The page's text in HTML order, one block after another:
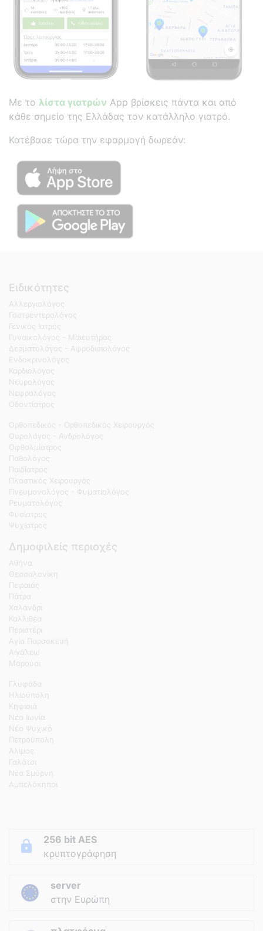
Με το λίστα γιατρών App βρίσκεις πάντα και από
κάθε σημείο της Ελλάδας τον κατάλληλο γιατρό.
Κατέβασε τώρα την εφαρμογή δωρεάν:
Ειδικότητες
Αλλεργιολόγος
Γαστρεντερολόγος
Γενικός Ιατρός
Γυναικολόγος - Μαιευτήρας
Δερματολόγος - Αφροδισιολόγος
Ενδοκρινολόγος
Καρδιολόγος
Νευρολόγος
Νεφρολόγος
Οδοντίατρος
Ορθοπεδικός - Ορθοπεδικός Χειρουργός
Ουρολόγος - Ανδρολόγος
Οφθαλμίατρος
Παθολόγος
Παιδίατρος
Πλαστικός Χειρουργός
Πνευμονολόγος - Φυματιολόγος
Ρευματολόγος
Φυσίατρος
Ψυχίατρος
Δημοφιλείς περιοχές
Αθήνα
Θεσσαλονίκη
Πειραιάς
Πάτρα
Χαλάνδρι
Καλλιθέα
Περιστέρι
Αγία Παρασκευή
Αιγάλεω
Μαρούσι
Γλυφάδα
Ηλιούπολη
Κηφισιά
Νέα Ιωνία
Νέο Ψυχικό
Πετρούπολη
Άλιμος
Γαλάτσι
Νέα Σμύρνη
Αμπελόκηποι
256 bit AES
κρυπτογράφηση
server
στην Ευρώπη